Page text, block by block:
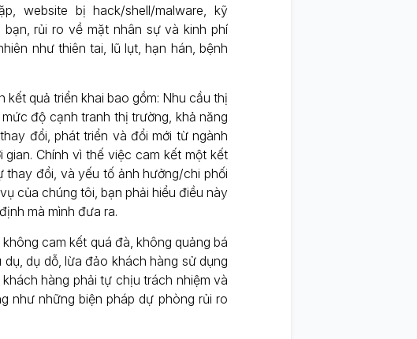
website bị hack/shell/malware, kỹ
rủi ro về mặt nhân sự và kinh phí
như thiên tai, lũ lụt, hạn hán, bệnh
quả triển khai bao gồm: Nhu cầu thị
độ cạnh tranh thị trường, khả năng
đổi, phát triển và đổi mới từ ngành
Chính vì thế việc cam kết một kết
đổi, và yếu tố ảnh hưởng/chi phối
của chúng tôi, bạn phải hiểu điều này
mà mình đưa ra.
cam kết quá đà, không quảng bá
dụ dỗ, lừa đảo khách hàng sử dụng
hàng phải tự chịu trách nhiệm và
như những biện pháp dự phòng rủi ro